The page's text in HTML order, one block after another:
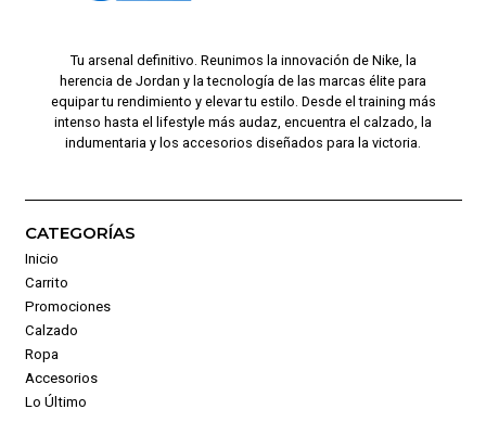
Tu arsenal definitivo. Reunimos la innovación de Nike, la
herencia de Jordan y la tecnología de las marcas élite para
equipar tu rendimiento y elevar tu estilo. Desde el training más
intenso hasta el lifestyle más audaz, encuentra el calzado, la
indumentaria y los accesorios diseñados para la victoria.
CATEGORÍAS
Inicio
Carrito
Promociones
Calzado
Ropa
Accesorios
Lo Último